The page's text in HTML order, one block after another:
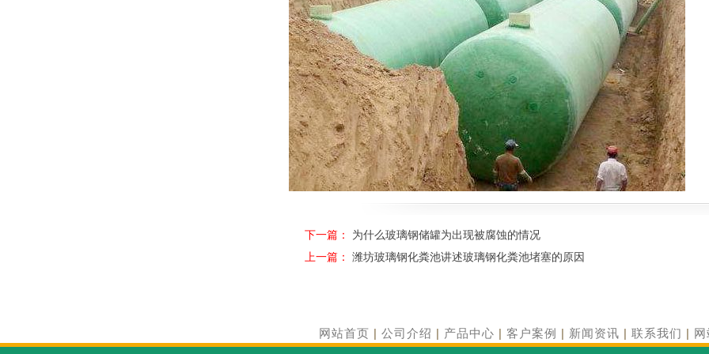
下一篇： 为什么玻璃钢储罐为出现被腐蚀的情况
上一篇： 潍坊玻璃钢化粪池讲述玻璃钢化粪池堵塞的原因
网站首页 | 公司介绍 | 产品中心 | 客户案例 | 新闻资讯 | 联系我们 |